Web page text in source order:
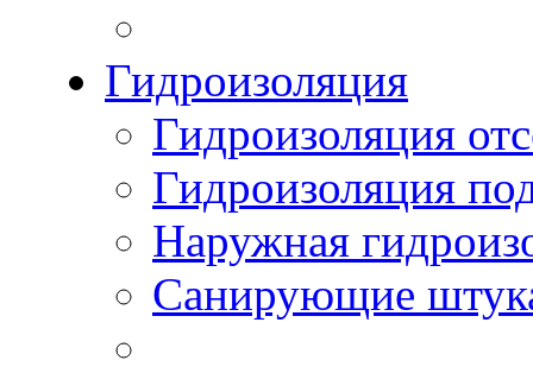
Гидроизоляция
Гидроизоляция
Гидроизоляция
Наружная
Санирующие